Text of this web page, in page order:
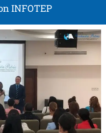
INFOTEP